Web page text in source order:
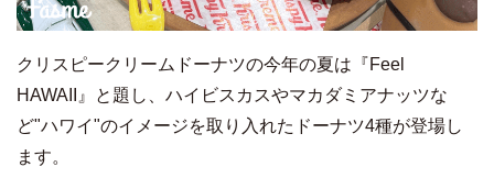
クリスピークリームドーナツの今年の夏は『Feel
HAWAII』と題し、ハイビスカスやマカダミアナッツな
ど"ハワイ"のイメージを取り入れたドーナツ4種が登場し
ます。